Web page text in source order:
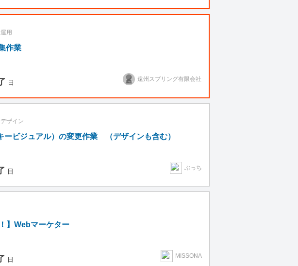
用
作業
日 遠州スプリング有限会社
ザイン
ビジュアル）の変更作業 （デザインも含む）
日 ぶっち
】Webマーケター
日 MISSONA